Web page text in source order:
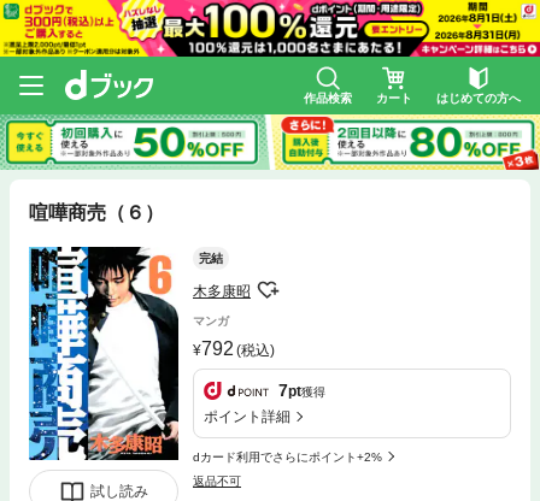
作品検索 カート はじめての方へ
喧嘩商売（６）
試し読み
完結
木多康昭
マンガ
792 (税込)
7pt獲得
ポイント詳細
dカード利用でさらにポイント+2%
返品不可